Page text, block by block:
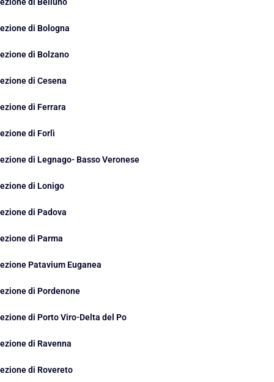
di Bologna
di Bolzano
di Cesena
di Ferrara
di Forlì
di Legnago- Basso Veronese
di Lonigo
di Padova
di Parma
Patavium Euganea
di Pordenone
di Porto Viro-Delta del Po
di Ravenna
di Rovereto